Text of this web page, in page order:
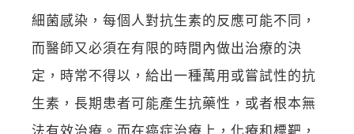
細菌感染，每個人對抗生素的反應可能不同，
而醫師又必須在有限的時間內做出治療的決
定，時常不得以，給出一種萬用或嘗試性的抗
生素，長期患者可能產生抗藥性，或者根本無
法有效治療。而在癌症治療上，化療和標靶，